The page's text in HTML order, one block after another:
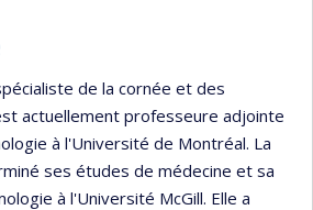
de la cornée et des
actuellement professeure adjointe
à l'Université de Montréal. La
ses études de médecine et sa
à l'Université McGill. Elle a